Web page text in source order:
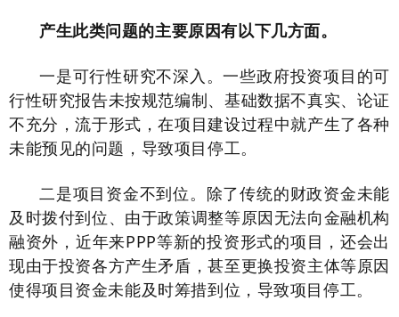
产生此类问题的主要原因有以下几方面。
一是可行性研究不深入。一些政府投资项目的可
行性研究报告未按规范编制、基础数据不真实、论证
不充分，流于形式，在项目建设过程中就产生了各种
未能预见的问题，导致项目停工。
二是项目资金不到位。除了传统的财政资金未能
及时拨付到位、由于政策调整等原因无法向金融机构
融资外，近年来PPP等新的投资形式的项目，还会出
现由于投资各方产生矛盾，甚至更换投资主体等原因
使得项目资金未能及时筹措到位，导致项目停工。